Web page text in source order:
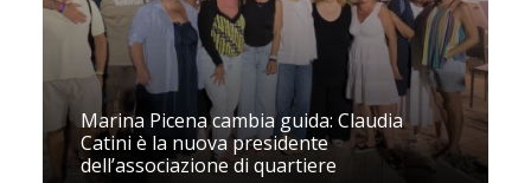
Marina Picena cambia guida: Claudia
Catini è la nuova presidente
dell’associazione di quartiere